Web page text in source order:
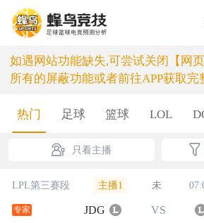
如遇网站功能缺失,可尝试关闭【网
所有的屏蔽功能或者前往APP获取完
热门 足球 篮球 LOL
只看主播
LPL第三赛段 主播1 未
专家 JDG VS